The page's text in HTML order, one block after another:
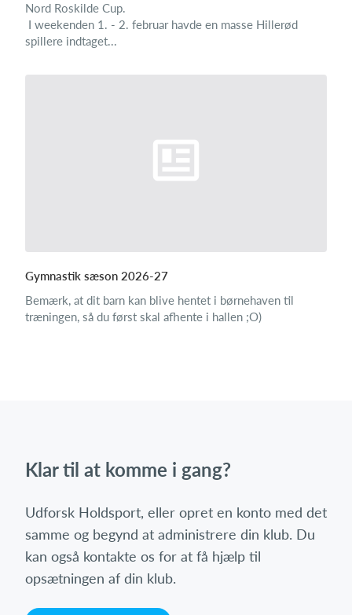
Nord Roskilde Cup.
I weekenden 1. - 2. februar havde en masse Hillerød
spillere indtaget...
Gymnastik sæson 2026-27
Bemærk, at dit barn kan blive hentet i børnehaven til
træningen, så du først skal afhente i hallen ;O)
Klar til at komme i gang?
Udforsk Holdsport, eller opret en konto med det
samme og begynd at administrere din klub. Du
kan også kontakte os for at få hjælp til
opsætningen af din klub.